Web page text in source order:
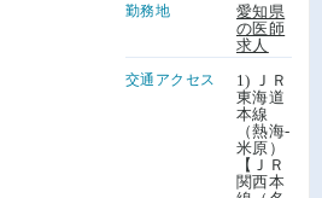
勤務地
愛知県
の医師
求人
交通アクセス
1) ＪＲ
東海道
本線
（熱海-
米原）
【ＪＲ
関西本